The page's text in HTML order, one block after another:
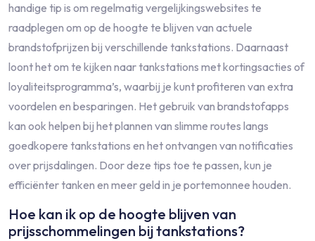
handige tip is om regelmatig vergelijkingswebsites te
raadplegen om op de hoogte te blijven van actuele
brandstofprijzen bij verschillende tankstations. Daarnaast
loont het om te kijken naar tankstations met kortingsacties of
loyaliteitsprogramma’s, waarbij je kunt profiteren van extra
voordelen en besparingen. Het gebruik van brandstofapps
kan ook helpen bij het plannen van slimme routes langs
goedkopere tankstations en het ontvangen van notificaties
over prijsdalingen. Door deze tips toe te passen, kun je
efficiënter tanken en meer geld in je portemonnee houden.
Hoe kan ik op de hoogte blijven van
prijsschommelingen bij tankstations?